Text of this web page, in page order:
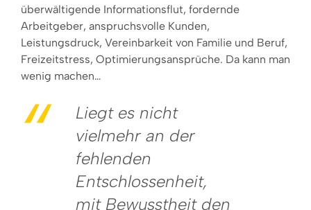
überwältigende Informationsflut, fordernde
Arbeitgeber, anspruchsvolle Kunden,
Leistungsdruck, Vereinbarkeit von Familie und Beruf,
Freizeitstress, Optimierungsansprüche. Da kann man
wenig machen…
Liegt es nicht
vielmehr an der
fehlenden
Entschlossenheit,
mit Bewusstheit den